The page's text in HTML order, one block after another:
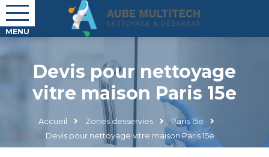
Devis pour nettoyage
vitre maison Paris 15e
Accueil Zones desservies
Paris 15e
Devis pour nettoyage vitre maison Paris 15e